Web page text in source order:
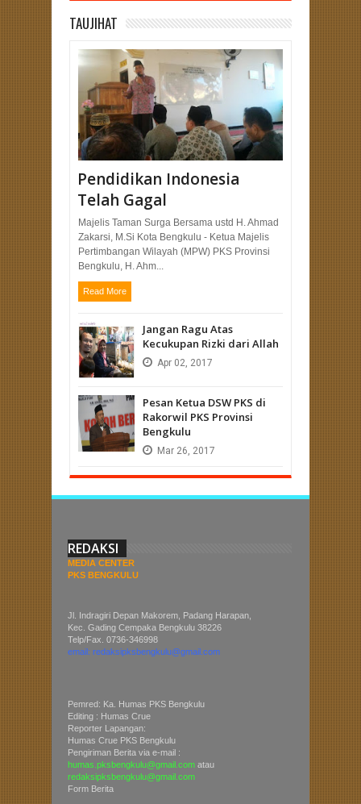
TAUJIHAT
Pendidikan Indonesia
Telah Gagal
Majelis Taman Surga Bersama ustd H. Ahmad
Zakarsi, M.Si Kota Bengkulu - Ketua Majelis
Pertimbangan Wilayah (MPW) PKS Provinsi
Bengkulu, H. Ahm...
Read More
Jangan Ragu Atas
Kecukupan Rizki dari Allah
Apr 02, 2017
Pesan Ketua DSW PKS di
Rakorwil PKS Provinsi
Bengkulu
Mar 26, 2017
REDAKSI
MEDIA CENTER
PKS BENGKULU
Jl. Indragiri Depan Makorem, Padang Harapan,
Kec. Gading Cempaka Bengkulu 38226
Telp/Fax. 0736-346998
email: redaksipksbengkulu@gmail.com
Pemred: Ka. Humas PKS Bengkulu
Editing : Humas Crue
Reporter Lapangan:
Humas Crue PKS Bengkulu
Pengiriman Berita via e-mail :
humas.pksbengkulu@gmail.com atau
redaksipksbengkulu@gmail.com
Form Berita